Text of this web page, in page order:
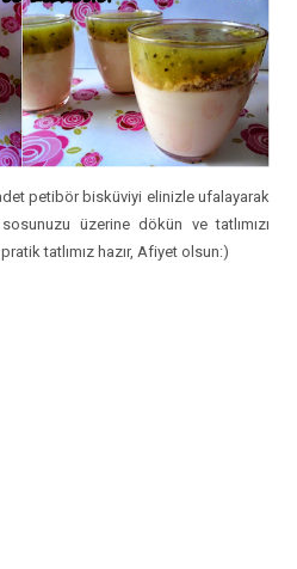
petibör bisküviyi elinizle ufalayarak
üzerine dökün ve tatlımızı
tatlımız hazır, Afiyet olsun:)